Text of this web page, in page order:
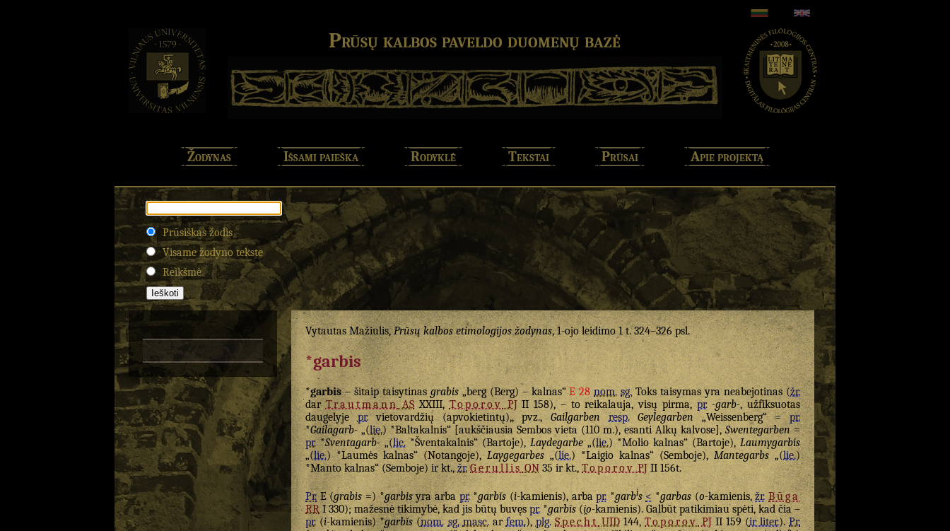
Prūsų kalbos paveldo duomenų bazė
Žodynas Išsami paieška Rodyklė Tekstai Prūsai Apie projektą
Prūsiškas žodis
Visame žodyno tekste
Reikšmė
Vytautas Mažiulis,Prūsų kalbos etimologijos žodynas, 1-ojo leidimo 1 t. 324–326 psl.
*garbis
*garbis– šitaip taisytinasgrabis„berg (Berg) – kalnas“E 28 nom. sg.Toks taisymas yra neabejotinas (žr.
darTrautmannASXXIII,ToporovPJII 158), – to reikalauja, visų pirma,pr. -garb-, užfiksuotas
daugelyjepr.vietovardžių (apvokietintų),, pvz.,Gailgarben resp. Geylegarben„Weissenberg“ =pr.
*Gailagarb-„(lie.) *Baltakalnis“ [aukščiausia Sembos vieta (110 m.), esanti Alkų kalvose],Swentegarben=
pr.*Sventagarb-„(lie.*Šventakalnis“ (Bartoje),Laydegarbe„(lie.) *Molio kalnas“ (Bartoje),Laumygarbis
„(lie.) *Laumės kalnas“ (Notangoje),Laygegarbes„(lie.) *Laigio kalnas“ (Semboje),Mantegarbs„(lie.)
*Manto kalnas“ (Semboje) ir kt.,žr. GerullisON35 ir kt.,ToporovPJII 156t.
Pr.E (grabis=) *garbisyra arbapr.*garbĭs(i-kamienis), arbapr.*garbis <*garbas(o-kamienis,žr. Būga
RRI 330); mažesnė tikimybė, kad jis būtų buvęspr.*garbīs(i̯o-kamienis). Galbūt patikimiau spėti, kad čia –
pr.(i-kamienis) *garbĭs(nom. sg. masc.arfem.),plg. SpechtUID144,ToporovPJII 159 (ir liter.).Pr.